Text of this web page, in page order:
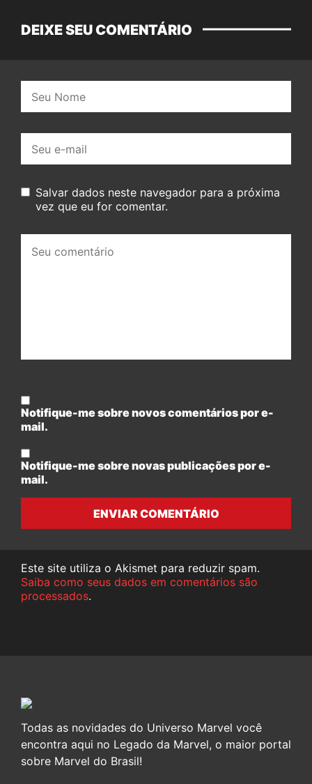
DEIXE SEU COMENTÁRIO
mail:
Salvar dados neste navegador para a próxima
vez que eu for comentar.
comentário:
Notifique-me sobre novos comentários por e-
mail.
Notifique-me sobre novas publicações por e-
mail.
ENVIAR COMENTÁRIO
Este site utiliza o Akismet para reduzir spam.
Saiba como seus dados em comentários são
processados.
Todas as novidades do Universo Marvel você
encontra aqui no Legado da Marvel, o maior portal
sobre Marvel do Brasil!